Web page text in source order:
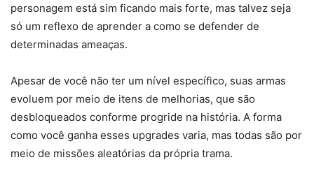
personagem está sim ficando mais forte, mas talvez seja
só um reflexo de aprender a como se defender de
determinadas ameaças.
Apesar de você não ter um nível específico, suas armas
evoluem por meio de itens de melhorias, que são
desbloqueados conforme progride na história. A forma
como você ganha esses upgrades varia, mas todas são por
meio de missões aleatórias da própria trama.